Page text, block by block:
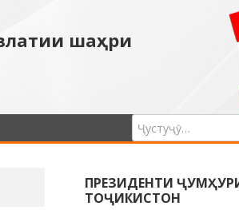
шаҳри
ПРЕЗИДЕНТИ
ТОҶИКИСТОН